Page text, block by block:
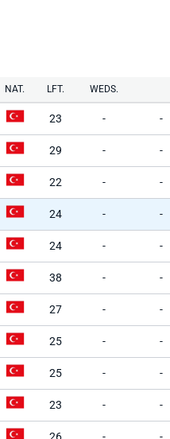
NAT. LFT. WEDS.
23 - -
29 - -
22 - -
24 - -
24 - -
38 - -
27 - -
25 - -
25 - -
23 - -